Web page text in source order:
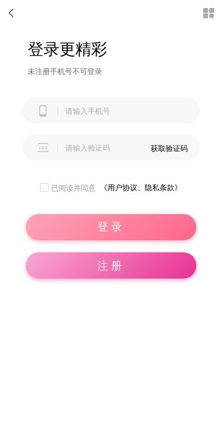

登录更精彩
未注册手机号不可登录
 获取验证码
已阅读并同意 《用户协议、隐私条款》
登录
注册
